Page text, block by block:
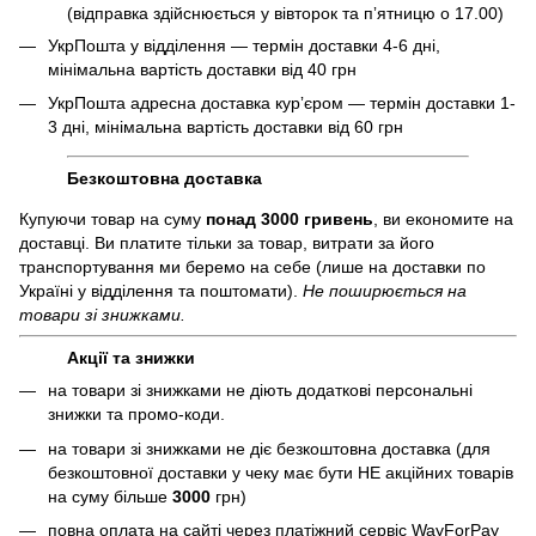
(відправка здійснюється у вівторок та пʼятницю о 17.00)
УкрПошта у відділення — термін доставки 4-6 дні,
мінімальна вартість доставки від 40 грн
УкрПошта адресна доставка курʼєром — термін доставки 1-
3 дні, мінімальна вартість доставки від 60 грн
Безкоштовна доставка
Купуючи товар на суму понад 3000 гривень, ви економите на
доставці. Ви платите тільки за товар, витрати за його
транспортування ми беремо на себе (лише на доставки по
Україні у відділення та поштомати). Не поширюється на
товари зі знижками.
Акції та знижки
на товари зі знижками не діють додаткові персональні
знижки та промо-коди.
на товари зі знижками не діє безкоштовна доставка (для
безкоштовної доставки у чеку має бути НЕ акційних товарів
на суму більше 3000 грн)
повна оплата на сайті через платіжний сервіc WayForPay